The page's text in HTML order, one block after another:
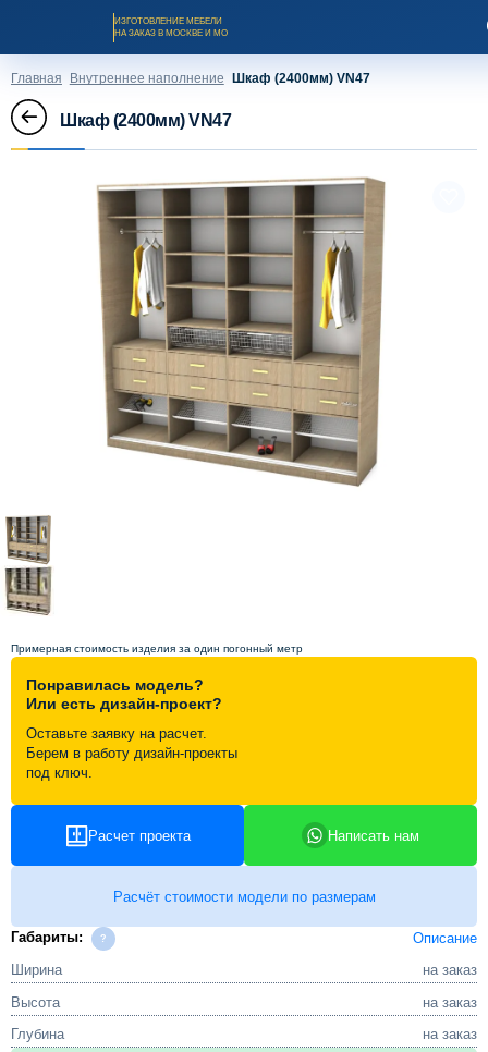
ИЗГОТОВЛЕНИЕ МЕБЕЛИ
НА ЗАКАЗ В МОСКВЕ И МО
Заказать звонок
Каталог мебели на заказ
Оплата и доставка
Схема работы
Акции и скидки
Портфолио
Видеоотзывы
Статьи
Контакты
Главная Внутреннее наполнение Шкаф (2400мм) VN47
Шкаф (2400мм) VN47
Примерная стоимость изделия за один погонный метр
Понравилась модель?
Или есть дизайн-проект?
Оставьте заявку на расчет.
Берем в работу дизайн-проекты
под ключ.
Расчет проекта Написать нам
Расчёт стоимости модели по размерам
Габариты:
Описание
Ширина
на заказ
Высота
на заказ
Глубина
на заказ